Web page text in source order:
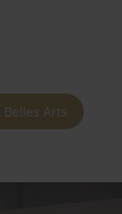
Belles Arts